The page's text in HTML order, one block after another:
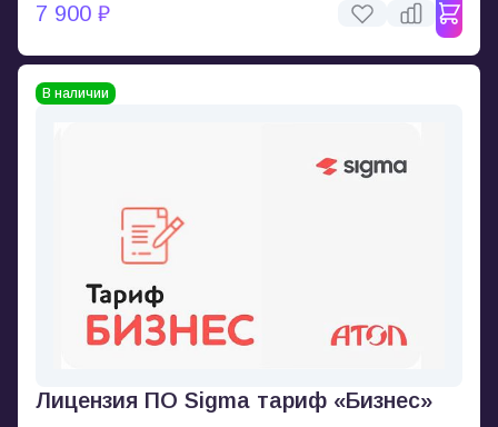
7 900 ₽
В наличии
Лицензия ПО Sigma тариф «Бизнес»